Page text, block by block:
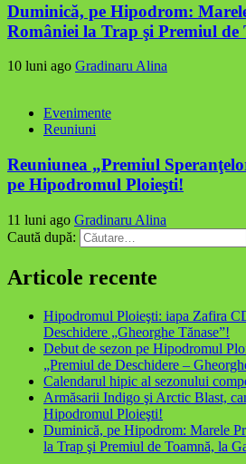
Duminică, pe Hipodrom:
României la Trap şi Premiul de
10 luni ago Gradinaru Alina
Evenimente
Reuniuni
Reuniunea „Premiul
pe Hipodromul Ploieşti!
11 luni ago Gradinaru Alina
Caută după:
Articole recente
Hipodromul Ploieşti: iapa Zafira
Deschidere „Gheorghe Tănase”!
Debut de sezon pe Hipodromul
„Premiul de Deschidere –
Calendarul hipic al sezonului
Armăsarii Indigo şi Arctic Blast,
Hipodromul Ploieşti!
Duminică, pe Hipodrom: Marele
la Trap şi Premiul de Toamnă, la